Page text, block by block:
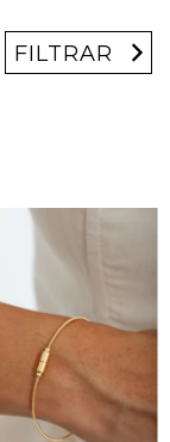
FILTRAR